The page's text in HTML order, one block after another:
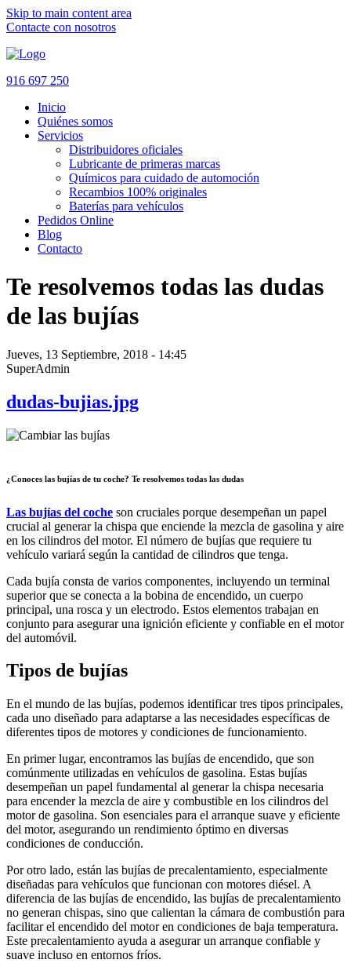
Skip to main content area
Contacte con nosotros
916 697 250
Inicio
Quiénes somos
Servicios
Distribuidores oficiales
Lubricante de primeras marcas
Químicos para cuidado de automoción
Recambios 100% originales
Baterías para vehículos
Pedidos Online
Blog
Contacto
Te resolvemos todas las dudas
de las bujías
Jueves, 13 Septiembre, 2018 - 14:45
SuperAdmin
dudas-bujias.jpg
¿Conoces las bujías de tu coche? Te resolvemos todas las dudas
Las bujías del coche son cruciales porque desempeñan un papel
crucial al generar la chispa que enciende la mezcla de gasolina y aire
en los cilindros del motor. El número de bujías que requiere tu
vehículo variará según la cantidad de cilindros que tenga.
Cada bujía consta de varios componentes, incluyendo un terminal
superior que se conecta a la bobina de encendido, un cuerpo
principal, una rosca y un electrodo. Estos elementos trabajan en
conjunto para asegurar una ignición eficiente y confiable en el motor
del automóvil.
Tipos de bujías
En el mundo de las bujías, podemos identificar tres tipos principales,
cada uno diseñado para adaptarse a las necesidades específicas de
diferentes tipos de motores y condiciones de funcionamiento.
En primer lugar, encontramos las bujías de encendido, que son
comúnmente utilizadas en vehículos de gasolina. Estas bujías
desempeñan un papel fundamental al generar la chispa necesaria
para encender la mezcla de aire y combustible en los cilindros del
motor de gasolina. Son esenciales para el arranque suave y eficiente
del motor, asegurando un rendimiento óptimo en diversas
condiciones de conducción.
Por otro lado, están las bujías de precalentamiento, especialmente
diseñadas para vehículos que funcionan con motores diésel. A
diferencia de las bujías de encendido, las bujías de precalentamiento
no generan chispas, sino que calientan la cámara de combustión para
facilitar el encendido del motor en condiciones de baja temperatura.
Este precalentamiento ayuda a asegurar un arranque confiable y
suave incluso en entornos fríos.